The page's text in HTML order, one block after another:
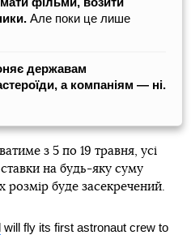
Але поки це лише
державам
а компаніям — ні.
з 5 по 19 травня, усі
на будь-яку суму
розмір буде засекречений.
will fly its first astronaut crew to